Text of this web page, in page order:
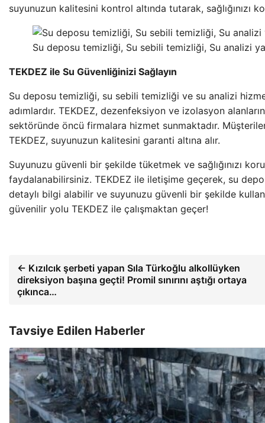
suyunuzun kalitesini kontrol altında tutarak, sağlığınızı
Su deposu temizliği, Su sebili temizliği, Su analizi
TEKDEZ ile Su Güvenliğinizi Sağlayın
Su deposu temizliği, su sebili temizliği ve su analizi
adımlardır. TEKDEZ, dezenfeksiyon ve izolasyon
sektöründe öncü firmalara hizmet sunmaktadır.
TEKDEZ, suyunuzun kalitesini garanti altına alır.
Suyunuzu güvenli bir şekilde tüketmek ve sağlığınızı
faydalanabilirsiniz. TEKDEZ ile iletişime geçerek, su
detaylı bilgi alabilir ve suyunuzu güvenli bir şekilde
güvenilir yolu TEKDEZ ile çalışmaktan geçer!
← Kızılcık şerbeti yapan Sıla Türkoğlu alkollüyken
direksiyon başına geçti! Promil sınırını aştığı ortaya
çıkınca…
Tavsiye Edilen Haberler